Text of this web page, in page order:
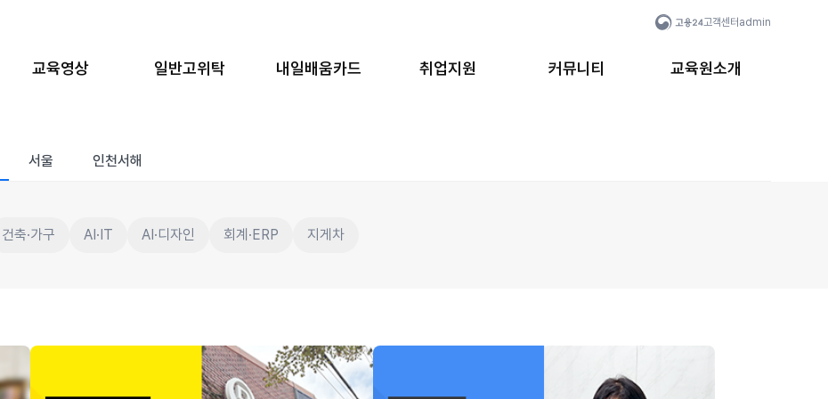
고객센터 admin
교육영상 일반고위탁 내일배움카드 취업지원 커뮤니티 교육원소개
서울 인천서해
건축·가구 AI·IT AI·디자인 회계·ERP 지게차